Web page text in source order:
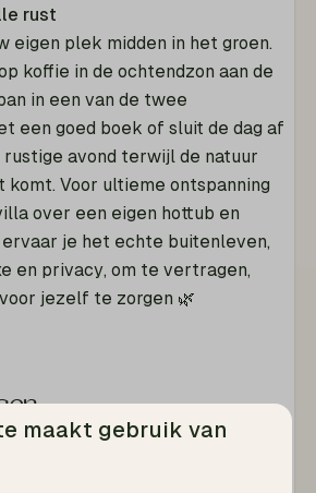
rust
eigen plek midden in het groen.
koffie in de ochtendzon aan de
in een van de twee
een goed boek of sluit de dag af
avond terwijl de natuur
komt. Voor ultieme ontspanning
over een eigen hottub en
ervaar je het echte buitenleven,
en privacy, om te vertragen,
jezelf te zorgen 🌿
maakt gebruik van